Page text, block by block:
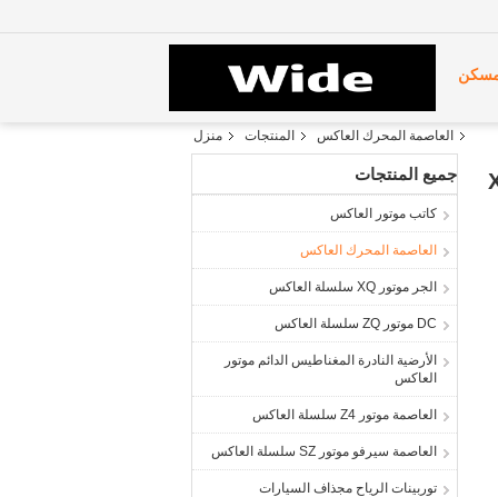
منزل المنتجات العاصمة المحرك العاكس
جميع المنتجات
كاتب موتور العاكس
العاصمة المحرك العاكس
الجر موتور XQ سلسلة العاكس
DC موتور ZQ سلسلة العاكس
الأرضية النادرة المغناطيس الدائم موتور
العاكس
العاصمة موتور Z4 سلسلة العاكس
العاصمة سيرفو موتور SZ سلسلة العاكس
توربينات الرياح مجذاف السيارات